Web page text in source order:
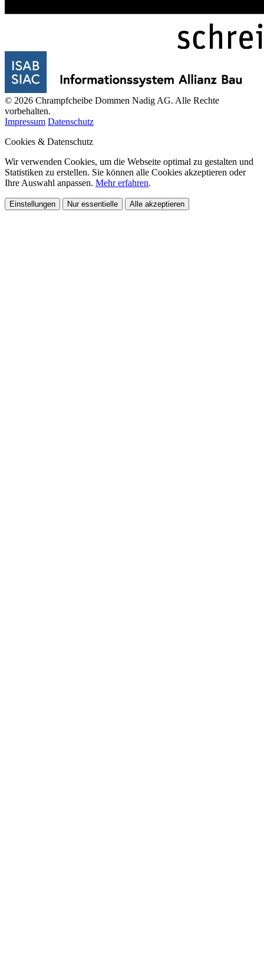
© 2026 Chrampfcheibe Dommen Nadig AG. Alle Rechte
vorbehalten.
Impressum Datenschutz
Cookies & Datenschutz
Wir verwenden Cookies, um die Webseite optimal zu gestalten und
Statistiken zu erstellen. Sie können alle Cookies akzeptieren oder
Ihre Auswahl anpassen. Mehr erfahren.
Einstellungen Nur essentielle Alle akzeptieren